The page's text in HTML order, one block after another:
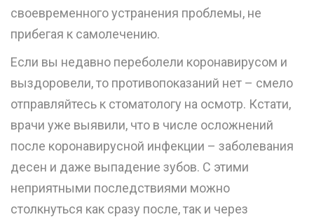
своевременного устранения проблемы, не
прибегая к самолечению.
Если вы недавно переболели коронавирусом и
выздоровели, то противопоказаний нет – смело
отправляйтесь к стоматологу на осмотр. Кстати,
врачи уже выявили, что в числе осложнений
после коронавирусной инфекции – заболевания
десен и даже выпадение зубов. С этими
неприятными последствиями можно
столкнуться как сразу после, так и через